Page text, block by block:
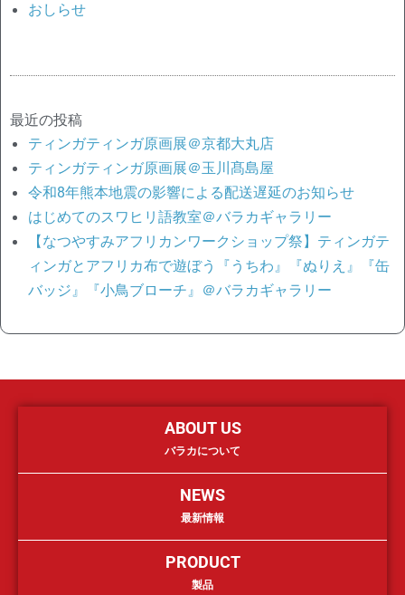
おしらせ
最近の投稿
ティンガティンガ原画展＠京都大丸店
ティンガティンガ原画展＠玉川髙島屋
令和8年熊本地震の影響による配送遅延のお知らせ
はじめてのスワヒリ語教室＠バラカギャラリー
【なつやすみアフリカンワークショップ祭】ティンガテ
ィンガとアフリカ布で遊ぼう『うちわ』『ぬりえ』『缶
バッジ』『小鳥ブローチ』＠バラカギャラリー
ABOUT US
バラカについて
NEWS
最新情報
PRODUCT
製品